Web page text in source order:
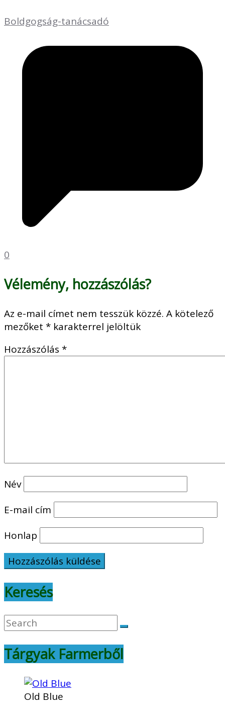
Boldgogság-tanácsadó
0
Vélemény, hozzászólás?
Az e-mail címet nem tesszük közzé. A kötelező
mezőket * karakterrel jelöltük
Hozzászólás *
Név
E-mail cím
Honlap
Keresés
Tárgyak Farmerből
Old Blue